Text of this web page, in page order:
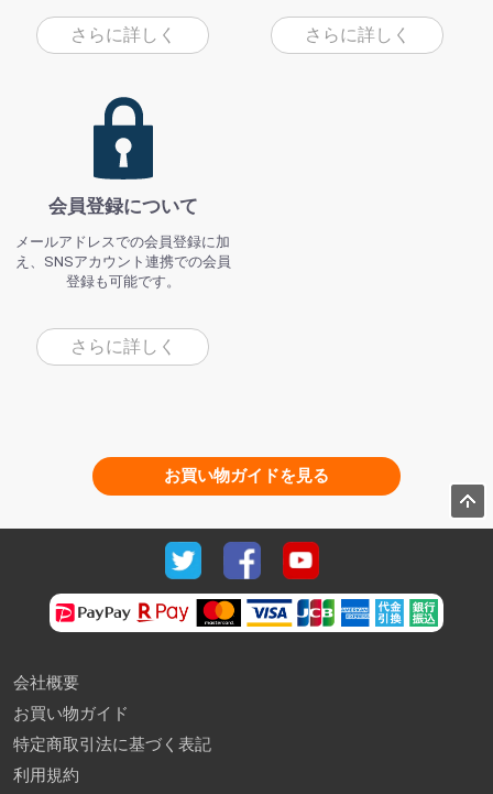
さらに詳しく さらに詳しく
会員登録について
メールアドレスでの会員登録に加
え、SNSアカウント連携での会員
登録も可能です。
さらに詳しく
お買い物ガイドを見る
会社概要
お買い物ガイド
特定商取引法に基づく表記
利用規約